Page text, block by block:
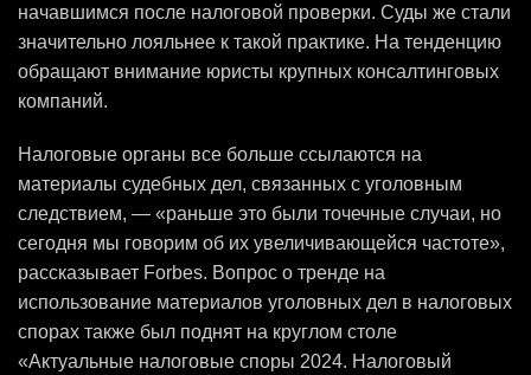
начавшимся после налоговой проверки. Суды же стали
значительно лояльнее к такой практике. На тенденцию
обращают внимание юристы крупных консалтинговых
компаний.
Налоговые органы все больше ссылаются на
материалы судебных дел, связанных с уголовным
следствием, — «раньше это были точечные случаи, но
сегодня мы говорим об их увеличивающейся частоте»,
рассказывает Forbes. Вопрос о тренде на
использование материалов уголовных дел в налоговых
спорах также был поднят на круглом столе
«Актуальные налоговые споры 2024. Налоговый